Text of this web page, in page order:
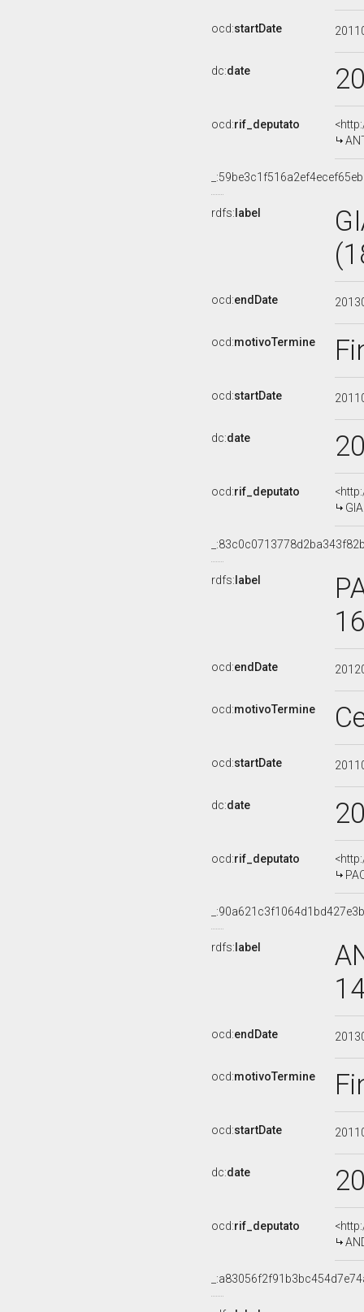
ocd:startDate
dc:date
ocd:rif_deputato
rdfs: label
ocd:endDate
ocd:motivoTermine
ocd:startDate
dc:date
ocd:rif_deputato
rdfs: label
ocd:endDate
ocd:motivoTermine
ocd:startDate
dc:date
ocd:rif_deputato
rdfs: label
ocd:endDate
ocd:motivoTermine
ocd:startDate
dc:date
ocd:rif_deputato